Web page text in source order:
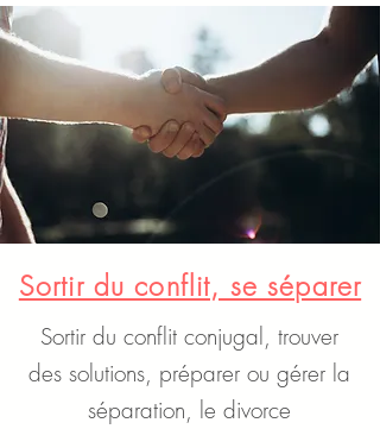
Sortir du conflit, se séparer
Sortir du conflit conjugal, trouver
des solutions, préparer ou gérer la
séparation, le divorce